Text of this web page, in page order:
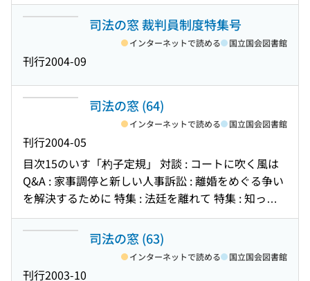
度の実現に向けて司法の窓 裁判員制度特集号
刊行2004-09
インターネットで読める 国立国会図書館
司法の窓 (64)
刊行2004-05
インターネットで読める 国立国会図書館
目次15のいす「杓子定規」 対談 : コートに吹く風は
Q&A : 家事調停と新しい人事訴訟 : 離婚をめぐる争い
を解決するために 特集 : 法廷を離れて 特集 : 知って
る?教えて!裁判所 海外司法スケッチ「オーストラリ
ア連邦最高裁判所」 トピックス : 裁判所の運営に国
民の意見を生かす地方裁判所委員会と家庭裁判所委
員会 裁判所めぐり「山口地方・家庭裁判所」
司法の窓 (63)
刊行2003-10
インターネットで読める 国立国会図書館